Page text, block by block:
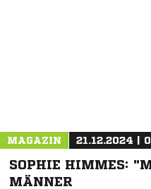
MAGAZIN 21.12.2024 |
SOPHIE HIMMES:
MÄNNER